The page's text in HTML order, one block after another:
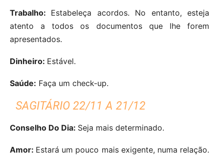
Trabalho: Estabeleça acordos. No entanto, esteja
atento a todos os documentos que lhe forem
apresentados.
Dinheiro: Estável.
Saúde: Faça um check-up.
SAGITÁRIO 22/11 A 21/12
Conselho Do Dia: Seja mais determinado.
Amor: Estará um pouco mais exigente, numa relação.